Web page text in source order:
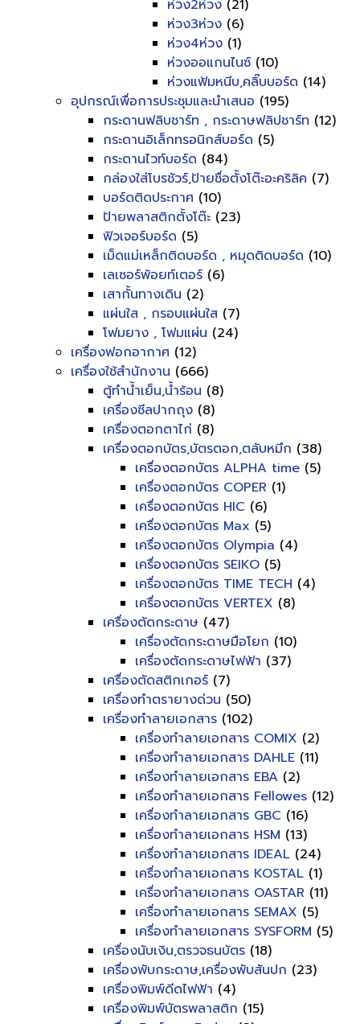
ห่วง2ห่วง (21)
ห่วง3ห่วง (6)
ห่วง4ห่วง (1)
ห่วงออแกนไนซ์ (10)
ห่วงแฟ้มหนีบ,คลิ๊บบอร์ด (14)
อุปกรณ์เพื่อการประชุมและนำเสนอ (195)
กระดานฟลิบชาร์ท , กระดาษฟลิปชาร์ท (12)
กระดานอิเล็กทรอนิกส์บอร์ด (5)
กระดานไวท์บอร์ด (84)
กล่องใส่โบรชัวร์,ป้ายชื่อตั้งโต๊ะอะคริลิค (7)
บอร์ดติดประกาศ (10)
ป้ายพลาสติกตั้งโต๊ะ (23)
ฟิวเจอร์บอร์ด (5)
เม็ดแม่เหล็กติดบอร์ด , หมุดติดบอร์ด (10)
เลเซอร์พ้อยท์เตอร์ (6)
เสากั้นทางเดิน (2)
แผ่นใส , กรอบแผ่นใส (7)
โฟมยาง , โฟมแผ่น (24)
เครื่องฟอกอากาศ (12)
เครื่องใช้สำนักงาน (666)
ตู้ทำน้ำเย็น,น้ำร้อน (8)
เครื่องซีลปากถุง (8)
เครื่องตอกตาไก่ (8)
เครื่องตอกบัตร,บัตรตอก,ตลับหมึก (38)
เครื่องตอกบัตร ALPHA time (5)
เครื่องตอกบัตร COPER (1)
เครื่องตอกบัตร HIC (6)
เครื่องตอกบัตร Max (5)
เครื่องตอกบัตร Olympia (4)
เครื่องตอกบัตร SEIKO (5)
เครื่องตอกบัตร TIME TECH (4)
เครื่องตอกบัตร VERTEX (8)
เครื่องตัดกระดาษ (47)
เครื่องตัดกระดาษมือโยก (10)
เครื่องตัดกระดาษไฟฟ้า (37)
เครื่องตัดสติกเกอร์ (7)
เครื่องทำตรายางด่วน (50)
เครื่องทำลายเอกสาร (102)
เครื่องทำลายเอกสาร COMIX (2)
เครื่องทำลายเอกสาร DAHLE (11)
เครื่องทำลายเอกสาร EBA (2)
เครื่องทำลายเอกสาร Fellowes (12)
เครื่องทำลายเอกสาร GBC (16)
เครื่องทำลายเอกสาร HSM (13)
เครื่องทำลายเอกสาร IDEAL (24)
เครื่องทำลายเอกสาร KOSTAL (1)
เครื่องทำลายเอกสาร OASTAR (11)
เครื่องทำลายเอกสาร SEMAX (5)
เครื่องทำลายเอกสาร SYSFORM (5)
เครื่องนับเงิน,ตรวจธนบัตร (18)
เครื่องพับกระดาษ,เครื่องพับสันปก (23)
เครื่องพิมพ์ดีดไฟฟ้า (4)
เครื่องพิมพ์บัตรพลาสติก (15)